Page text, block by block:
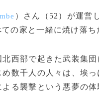
）さん（52）が運営
の家と一緒に焼け落ち
西部で起きた武装集
数千人の人々は、埃
る襲撃という悪夢の体